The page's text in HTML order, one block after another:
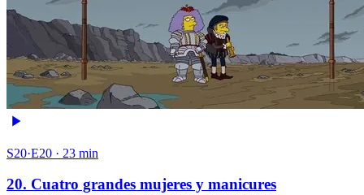
S20·E20 · 23 min
20. Cuatro grandes mujeres y manicures